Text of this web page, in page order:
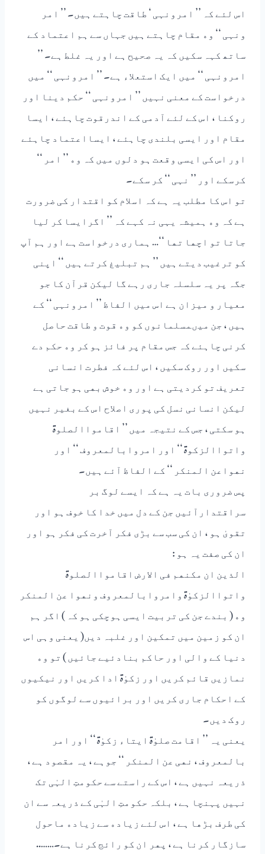
ﺍﺱ ﻟﺌﮯ ﮐﮧ ’’ ﺍﻣﺮﻭﻧﮩﯽ ‘ ﻃﺎﻗﺖ ﭼﺎﮨﺘﮯ ﮨﯿﮟ۔ ’’ ﺍﻣﺮ
ﻭﻧﮩﯽ ‘‘ ﻭﮦ ﻣﻘﺎﻡ ﭼﺎﮨﺘﮯ ﮨﯿﮟ ﺟﮩﺎﮞ ﺳﮯ ﮨﻢ ﺍﻋﺘﻤﺎﺩ ﮐﮯ
ﺳﺎﺗﮫ ﮐﮩﮧ ﺳﮑﯿﮟ ﮐﮧ ﯾﮧ ﺻﺤﯿﺢ ﮨﮯ ﺍﻭﺭ ﯾﮧ ﻏﻠﻂ ﮨﮯ۔ ’’
ﺍﻣﺮﻭﻧﮩﯽ ‘‘ ﻣﯿﮟ ﺍﯾﮏ ﺍﺳﺘﻌﻼﺀ ﮨﮯ۔ ’’ ﺍﻣﺮﻭﻧﮩﯽ ‘‘ ﻣﯿﮟ
ﺩﺭﺧﻮﺍﺳﺖ ﮐﮯ ﻣﻌﻨﯽ ﻧﮩﯿﮟ ’’ ﺍﻣﺮﻭﻧﮩﯽ ‘‘ ﺣﮑﻢ ﺩﯾﻨﺎ ﺍﻭﺭ
ﺭﻭﮐﻨﺎ ، ﺍﺱ ﮐﮯ ﻟﺌﮯ ﺍٓﺩﻣﯽ ﮐﮯ ﺍﻧﺪﺭﻗﻮﺕ ﭼﺎﮨﺌﮯ ، ﺍﯾﺴﺎ
ﻣﻘﺎﻡ ﺍﻭﺭ ﺍﯾﺴﯽ ﺑﻠﻨﺪﯼ ﭼﺎﮨﺌﮯ ، ﺍﯾﺴﺎﺍﻋﺘﻤﺎﺩ ﭼﺎﮨﺌﮯ
ﺍﻭﺭ ﺍﺱ ﮐﯽ ﺍﯾﺴﯽ ﻭﻗﻌﺖ ﮨﻮ ﺩﻟﻮﮞ ﻣﯿﮟ ﮐﮧ ﻭﮦ ’’ ﺍﻣﺮ ‘‘
ﮐﺮﺳﮑﮯ ﺍﻭﺭ ’’ ﻧﮩﯽ ‘‘ ﮐﺮ ﺳﮑﮯ۔
ﺗﻮ ﺍﺱ ﮐﺎ ﻣﻄﻠﺐ ﯾﮧ ﮨﮯ ﮐﮧ ﺍﺳﻼﻡ ﮐﻮ ﺍﻗﺘﺪﺍﺭ ﮐﯽ ﺿﺮﻭﺭﺕ
ﮨﮯ ﮐﮧ ﻭﮦ ﮨﻤﯿﺸﮧ ﯾﮩﯽ ﻧﮧ ﮐﮩﮯ ﮐﮧ ’’ ﺍﮔﺮﺍﯾﺴﺎ ﮐﺮ ﻟﯿﺎ
ﺟﺎﺗﺎ ﺗﻮ ﺍﭼﮭﺎ ﺗﮭﺎ ‘‘… ﮨﻤﺎﺭﯼ ﺩﺭﺧﻮﺍﺳﺖ ﮨﮯ ﺍﻭﺭ ﮨﻢ ﺍٓﭖ
ﮐﻮ ﺗﺮﻏﯿﺐ ﺩﯾﺘﮯ ﮨﯿﮟ ’’ ﮨﻢ ﺗﺒﻠﯿﻎ ﮐﺮﺗﮯ ﮨﯿﮟ ‘‘ ﺍﭘﻨﯽ
ﺟﮕﮧ ﭘﺮ ﯾﮧ ﺳﻠﺴﻠﮧ ﺟﺎﺭﯼ ﺭﮨﮯ ﮔﺎ ﻟﯿﮑﻦ ﻗﺮﺍٓﻥ ﮐﺎ ﺟﻮ
ﻣﻌﯿﺎﺭ ﻭ ﻣﯿﺰﺍﻥ ﮨﮯ ﺍﺱ ﻣﯿﮟ ﺍﻟﻔﺎﻅ ’’ ﺍﻣﺮﻭﻧﮩﯽ ‘‘ ﮐﮯ
ﮨﯿﮟ ، ﺟﻦ ﻣﯿﮞﻤﺴﻠﻤﺎﻧﻮﮞ ﮐﻮ ﻭﮦ ﻗﻮﺕ ﻭ ﻃﺎﻗﺖ ﺣﺎﺻﻞ
ﮐﺮﻧﯽ ﭼﺎﮨﺌﮯ ﮐﮧ ﺟﺲ ﻣﻘﺎﻡ ﭘﺮ ﻓﺎﺋﺰ ﮨﻮ ﮐﺮ ﻭﮦ ﺣﮑﻢ ﺩﮮ
ﺳﮑﯿﮟ ﺍﻭﺭ ﺭﻭﮎ ﺳﮑﯿﮟ ، ﺍﺱ ﻟﺌﮯ ﮐﮧ ﻓﻄﺮﺕ ﺍﻧﺴﺎﻧﯽ
ﺗﻌﺮﯾﻒ ﺗﻮ ﮐﺮﺩﯾﺘﯽ ﮨﮯ ﺍﻭﺭ ﻭﮦ ﺧﻮﺵ ﺑﮭﯽ ﮨﻮ ﺟﺎﺗﯽ ﮨﮯ
ﻟﯿﮑﻦ ﺍﻧﺴﺎﻧﯽ ﻧﺴﻞ ﮐﯽ ﭘﻮﺭﯼ ﺍﺻﻼﺡ ﺍﺱ ﮐﮯ ﺑﻐﯿﺮ ﻧﮩﯿﮟ
ﮨﻮ ﺳﮑﺘﯽ ، ﺟﺲ ﮐﮯ ﻧﺘﯿﺠﮧ ﻣﯿﮟ ’’ ﺍﻗﺎﻣﻮﺍﺍﻟﺼﻠﻮۃ
ﻭﺍﺗﻮﺍﺍﻟﺰﮐﻮۃ ‘‘ ﺍﻭﺭ ﺍﻣﺮﻭﺍﺑﺎﻟﻤﻌﺮﻭﻑ ‘‘ ﺍﻭﺭ
ﻧﮭﻮﺍﻋﻦ ﺍﻟﻤﻨﮑﺮ ‘‘ ﮐﮯ ﺍﻟﻔﺎﻅ ﺍٓﺋﮯ ﮨﯿﮟ۔
ﭘﺲ ﺿﺮﻭﺭﯼ ﺑﺎﺕ ﯾﮧ ﮨﮯ ﮐﮧ ﺍﯾﺴﮯ ﻟﻮﮒ ﺑﺮ
ﺳﺮﺍﻗﺘﺪﺍﺭﺍٓﺋﯿﮟ ﺟﻦ ﮐﮯ ﺩﻝ ﻣﯿﮟ ﺧﺪﺍ ﮐﺎ ﺧﻮﻑ ﮨﻮ ﺍﻭﺭ
ﺗﻘﻮﯼٰ ﮨﻮ ، ﺍﻥ ﮐﯽ ﺳﺐ ﺳﮯ ﺑﮍﯼ ﻓﮑﺮ ﺍٓﺧﺮﺕ ﮐﯽ ﻓﮑﺮ ﮨﻮ ﺍﻭﺭ
ﺍﻥ ﮐﯽ ﺻﻔﺖ ﯾﮧ ﮨﻮ :
ﺍﻟﺬﯾﻦ ﺍﻥ ﻣﮑﻨﮭﻢ ﻓﯽ ﺍﻻﺭﺽ ﺍﻗﺎﻣﻮﺍﺍﻟﺼﻠﻮۃ
ﻭﺍﺗﻮﺍﺍﻟﺰﮐﻮٰۃ ﻭﺍﻣﺮﻭﺍﺑﺎﻟﻤﻌﺮﻭﻑ ﻭﻧﮭﻮﺍ ﻋﻦ ﺍﻟﻤﻨﮑﺮ
ﻭﮦ ( ﺑﻨﺪﮮ ﺟﻦ ﮐﯽ ﺗﺮﺑﯿﺖ ﺍﯾﺴﯽ ﮨﻮﭼﮑﯽ ﮨﻮ ﮐﮧ ) ﺍﮔﺮ ﮨﻢ
ﺍﻥ ﮐﻮ ﺯﻣﯿﻦ ﻣﯿﮟ ﺗﻤﮑﯿﻦ ﺍﻭﺭ ﻏﻠﺒﮧ ﺩﯾﮟ( ﯾﻌﻨﯽ ﻭﮨﯽ ﺍﺱ
ﺩﻧﯿﺎ ﮐﮯ ﻭﺍﻟﯽ ﺍﻭﺭ ﺣﺎﮐﻢ ﺑﻨﺎﺩﺋﯿﮯ ﺟﺎﺋﯿﮟ ) ﺗﻮ ﻭﮦ
ﻧﻤﺎﺯﯾﮟ ﻗﺎﺋﻢ ﮐﺮﯾﮟ ﺍﻭﺭ ﺯﮐﻮٰۃ ﺍﺩﺍ ﮐﺮﯾﮟ ﺍﻭﺭ ﻧﯿﮑﯿﻮﮞ
ﮐﮯ ﺍﺣﮑﺎﻡ ﺟﺎﺭﯼ ﮐﺮﯾﮟ ﺍﻭﺭ ﺑﺮﺍﺋﯿﻮﮞ ﺳﮯ ﻟﻮﮔﻮﮞ ﮐﻮ
ﺭﻭﮎ ﺩﯾﮟ۔
ﯾﻌﻨﯽ ﯾﮧ ’’ ﺍﻗﺎﻣﺖ ﺻﻠﻮٰۃ ﺍﯾﺘﺎﺀ ﺯﮐﻮٰۃ ‘‘ ﺍﻭﺭ ﺍﻣﺮ
ﺑﺎﻟﻤﻌﺮﻭﻑ ، ﻧﮭﯽ ﻋﻦ ﺍﻟﻤﻨﮑﺮ ‘‘ ﺟﻮﮨﮯ ، ﯾﮧ ﻣﻘﺼﻮﺩ ﮨﮯ ،
ﺫﺭﯾﻌﮧ ﻧﮩﯿﮟ ﮨﮯ ، ﺍﺱ ﮐﮯ ﺭﺍﺳﺘﮯ ﺳﮯ ﺣﮑﻮﻣﺖِ ﺍﻟﮩٰﯽ ﺗﮏ
ﻧﮩﯿﮟ ﭘﮩﻨﭽﺎ ﮨﮯ ، ﺑﻠﮑﮧ ﺣﮑﻮﻣﺖِ ﺍﻟﮩٰﯽ ﮐﮯ ﺫﺭﯾﻌﮧ ﺳﮯ ﺍﻥ
ﮐﯽ ﻃﺮﻑ ﺑﮍﮬﺎ ﮨﮯ ، ﺍﺱ ﻟﺌﮯ ﺯﯾﺎﺩﮦ ﺳﮯ ﺯﯾﺎﺩﮦ ﻣﺎﺣﻮﻝ
ﺳﺎﺯﮔﺎﺭ ﮐﺮﻧﺎ ﮨﮯ ، ﭘﮭﺮ ﺍﻥ ﮐﻮ ﺭﺍﺋﺞ ﮐﺮﻧﺎ ﮨﮯ۔……..